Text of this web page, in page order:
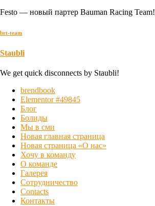
Festo — новый партер Bauman Racing Team!
brt-team
Staubli
We get quick disconnects by Staubli!
brendbook
Elementor #49845
Блог
Болиды
Мы в сми
Новая главная страница
Новая страница «О нас»
Хочу в команду
О команде
Галерея
Сотрудничество
Contacts
Контакты